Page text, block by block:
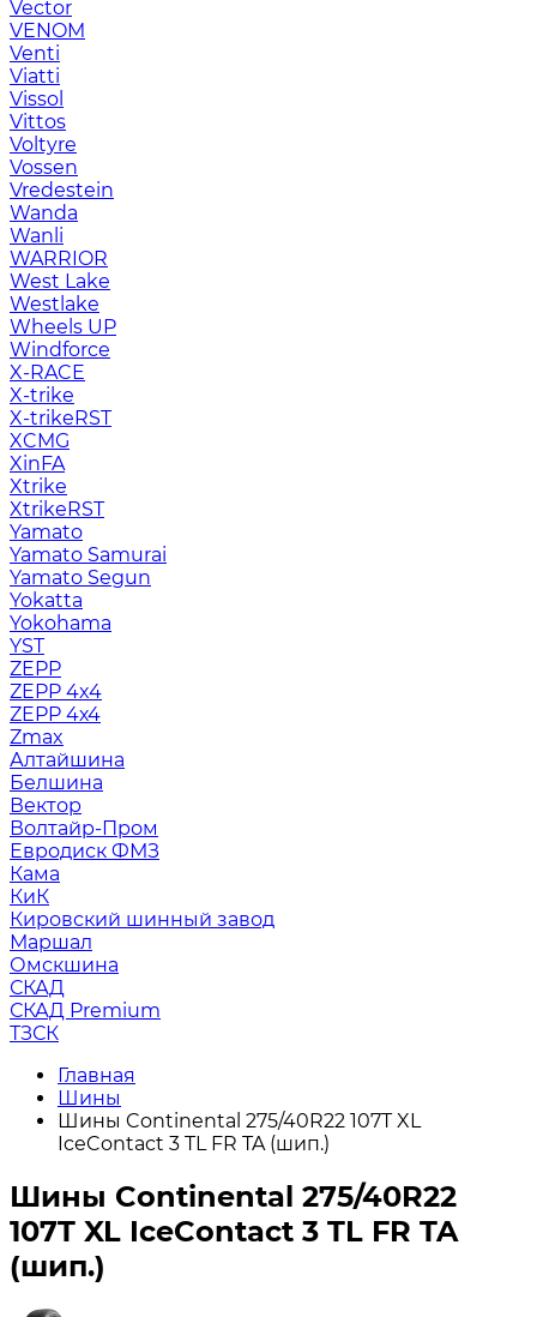
Vector
VENOM
Venti
Viatti
Vissol
Vittos
Voltyre
Vossen
Vredestein
Wanda
Wanli
WARRIOR
West Lake
Westlake
Wheels UP
Windforce
X-RACE
X-trike
X-trikeRST
XCMG
XinFA
Xtrike
XtrikeRST
Yamato
Yamato Samurai
Yamato Segun
Yokatta
Yokohama
YST
ZEPP
ZEPP 4x4
ZEPP 4х4
Zmax
Алтайшина
Белшина
Вектор
Волтайр-Пром
Евродиск ФМЗ
Кама
КиК
Кировский шинный завод
Маршал
Омскшина
СКАД
СКАД Premium
ТЗСК
Главная
Шины
Шины Continental 275/40R22 107T XL
IceContact 3 TL FR TA (шип.)
Шины Continental 275/40R22
107T XL IceContact 3 TL FR TA
(шип.)